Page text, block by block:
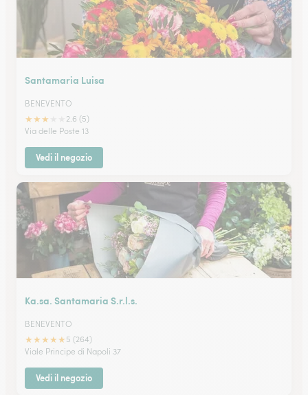
Santamaria Luisa
BENEVENTO
★★★
2.6 (5)
Via delle Poste 13
Vedi il negozio
Ka.sa. Santamaria S.r.l.s.
BENEVENTO
★★★★★ 5 (264)
Viale Principe di Napoli 37
Vedi il negozio